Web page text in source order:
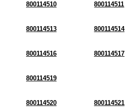
800114510 800114511
800114513 800114514
800114516 800114517
800114519
800114520 800114521